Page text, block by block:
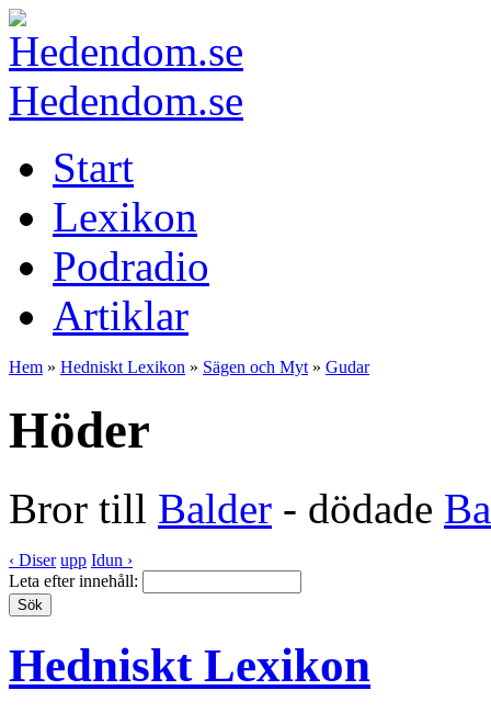
Hedendom.se
Start
Lexikon
Podradio
Artiklar
Hem » Hedniskt Lexikon » Sägen och Myt » Gudar
Höder
Bror till Balder - dödade
‹ Diser upp Idun ›
Leta efter innehåll:
Hedniskt Lexikon